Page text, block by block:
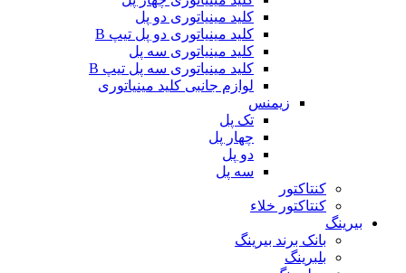
کلید مینیاتوری دو پل
کلید مینیاتوری دو پل تیپ B
کلید مینیاتوری سه پل
کلید مینیاتوری سه پل تیپ B
لوازم جانبی کلید مینیاتوری
زیمنس
تک پل
چهار پل
دو پل
سه پل
کنتاکتور
کنتاکتور خلاء
بیرینگ
بانک برند بیرینگ
بلبرینگ